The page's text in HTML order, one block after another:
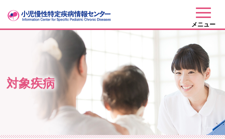
メニュー
対象疾病